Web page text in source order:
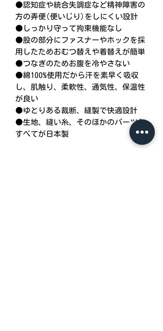
●認知症や統合失調症など精神障害の
方の弄便(便いじり)をしにくい設計
●しっかり守って拘束機能なし
●股の部分にファスナーやホックを採
用したためおむつ替えや着替えが簡単
●つなぎのためお腹を冷やさない
●綿100%使用だから汗を素早く吸収
し、肌触り、柔軟性、通気性、保温性
が良い
●ゆとりある裁断、縫製で快適設計
●生地、縫い糸、そのほかのパーツも
すべてが日本製